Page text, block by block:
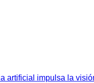
artificial impulsa la